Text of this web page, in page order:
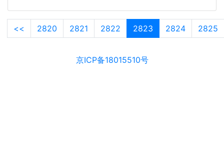
<< 2820 2821 2822 2823 2824 2825
京ICP备18015510号